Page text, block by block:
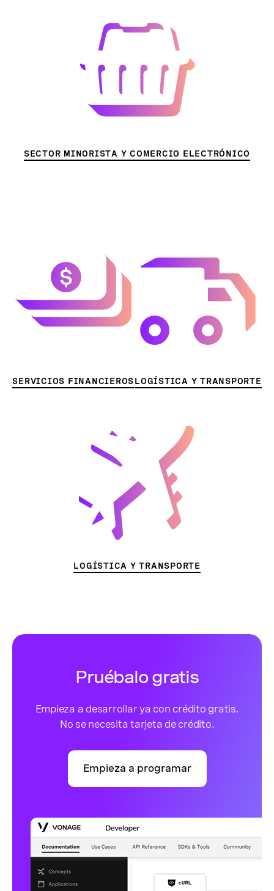
SECTOR MINORISTA Y COMERCIO ELECTRÓNICO
SERVICIOS FINANCIEROSLOGÍSTICA Y TRANSPORTE
LOGÍSTICA Y TRANSPORTE
Pruébalo gratis
Empieza a desarrollar ya con crédito gratis.
No se necesita tarjeta de crédito.
Empieza a programar